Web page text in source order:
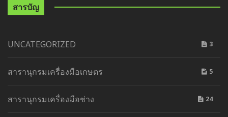
สารบัญ
UNCATEGORIZED 3
สารานุกรมเครื่องมือเกษตร 5
สารานุกรมเครื่องมือช่าง 24